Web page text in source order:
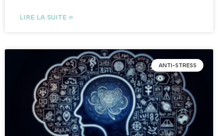
LIRE LA SUITE »
ANTI-STRESS